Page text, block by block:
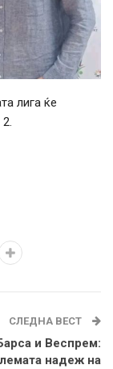
лига ќе
СЛЕДНА ВЕСТ
и Веспрем:
надеж на